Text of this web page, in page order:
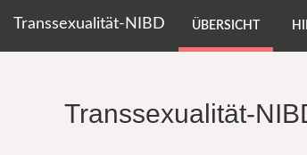
Transsexualität-NIBD ÜBERSICHT
Transsexualität-